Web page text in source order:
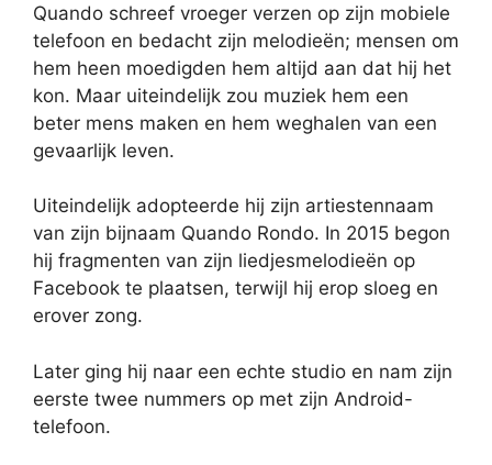
Quando schreef vroeger verzen op zijn mobiele
telefoon en bedacht zijn melodieën; mensen om
hem heen moedigden hem altijd aan dat hij het
kon. Maar uiteindelijk zou muziek hem een
beter mens maken en hem weghalen van een
gevaarlijk leven.
Uiteindelijk adopteerde hij zijn artiestennaam
van zijn bijnaam Quando Rondo. In 2015 begon
hij fragmenten van zijn liedjesmelodieën op
Facebook te plaatsen, terwijl hij erop sloeg en
erover zong.
Later ging hij naar een echte studio en nam zijn
eerste twee nummers op met zijn Android-
telefoon.